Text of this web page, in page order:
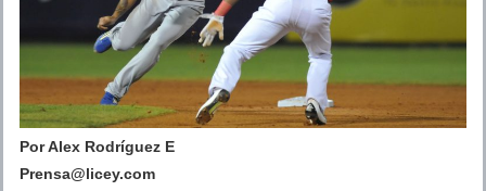
Por Alex Rodríguez E
Prensa@licey.com